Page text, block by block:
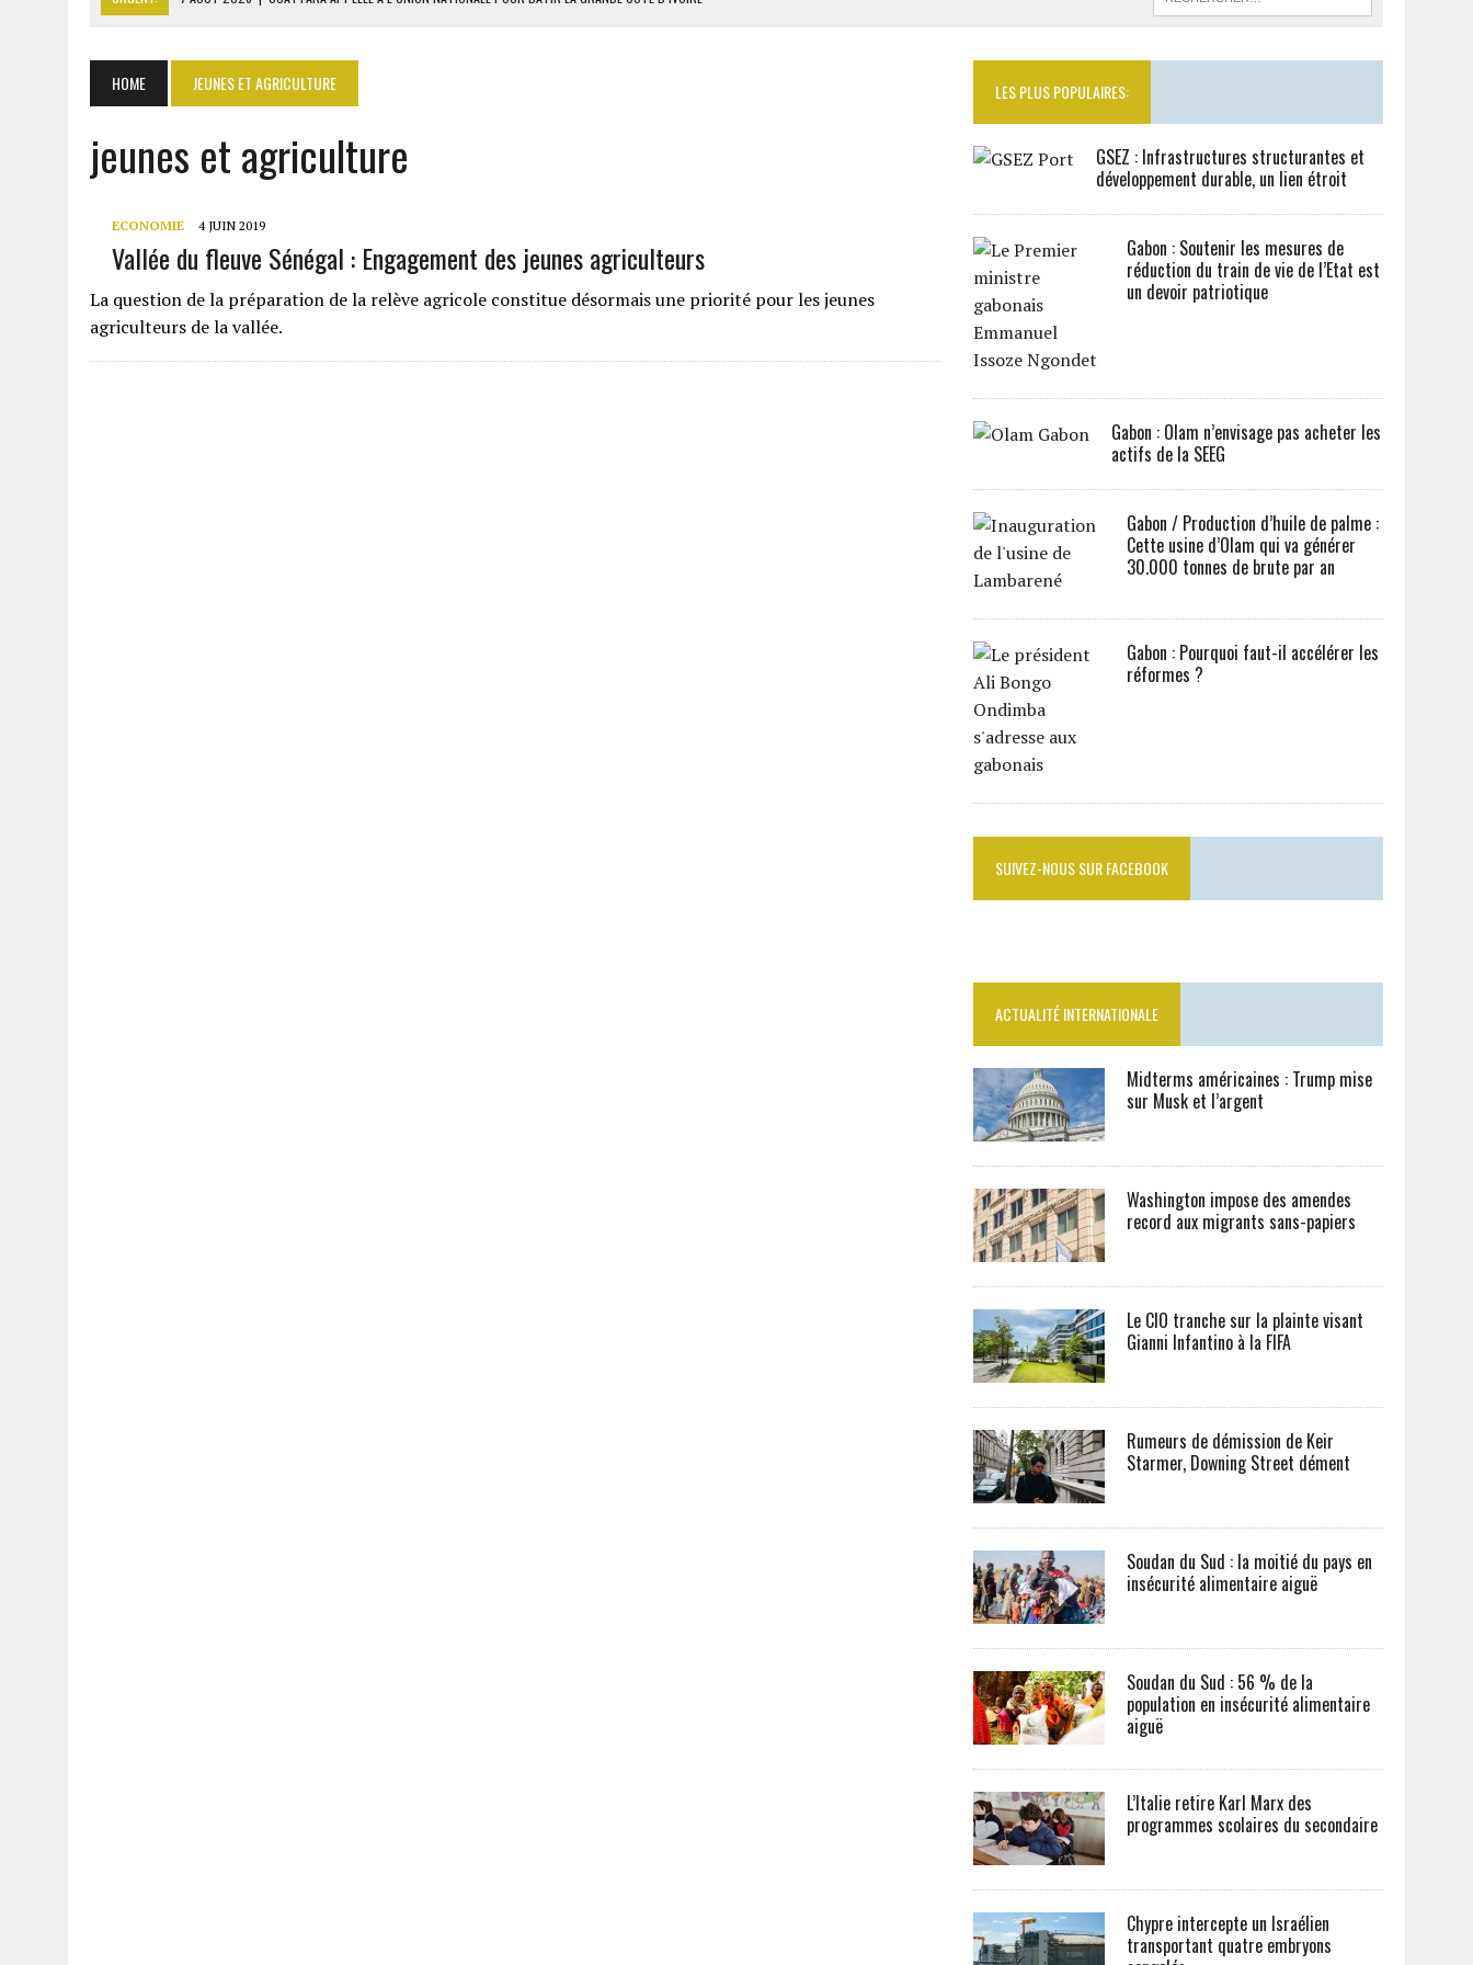
7 AOÛT 2026 | LE PREMIER MINISTRE GUINÉEN SALUE LE MODÈLE IVOIRIEN DE DÉVELOPPEMENT
GAZ GTA : KOSMOS ENERGY ACTUALISE L’AVANCEMENT DU PROJET SÉNÉGALO-MAURITANIEN
HOME JEUNES ET AGRICULTURE
jeunes et agriculture
ECONOMIE 4 JUIN 2019
Vallée du fleuve Sénégal : Engagement des jeunes agriculteurs
La question de la préparation de la relève agricole constitue désormais une priorité pour les jeunes
agriculteurs de la vallée.
LES PLUS POPULAIRES:
GSEZ : Infrastructures structurantes et
développement durable, un lien étroit
Gabon : Soutenir les mesures de
réduction du train de vie de l’Etat est
un devoir patriotique
Gabon : Olam n’envisage pas acheter les
actifs de la SEEG
Gabon / Production d’huile de palme :
Cette usine d’Olam qui va générer
30.000 tonnes de brute par an
Gabon : Pourquoi faut-il accélérer les
réformes ?
SUIVEZ-NOUS SUR FACEBOOK
ACTUALITÉ INTERNATIONALE
Midterms américaines : Trump mise
sur Musk et l’argent
Washington impose des amendes
record aux migrants sans-papiers
Le CIO tranche sur la plainte visant
Gianni Infantino à la FIFA
Rumeurs de démission de Keir
Starmer, Downing Street dément
Soudan du Sud : la moitié du pays en
insécurité alimentaire aiguë
Soudan du Sud : 56 % de la
population en insécurité alimentaire
aiguë
L’Italie retire Karl Marx des
programmes scolaires du secondaire
Chypre intercepte un Israélien
transportant quatre embryons